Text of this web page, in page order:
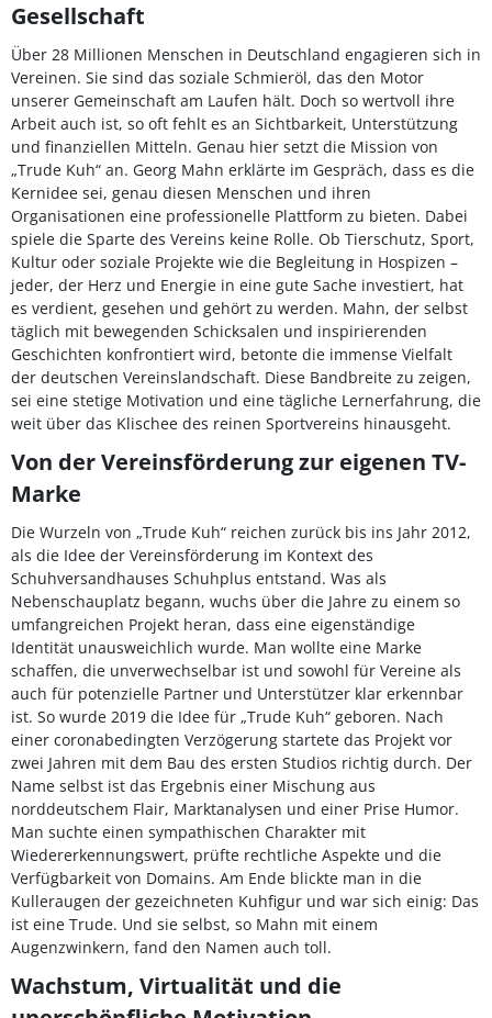
Gesellschaft
Über 28 Millionen Menschen in Deutschland engagieren sich in
Vereinen. Sie sind das soziale Schmieröl, das den Motor
unserer Gemeinschaft am Laufen hält. Doch so wertvoll ihre
Arbeit auch ist, so oft fehlt es an Sichtbarkeit, Unterstützung
und finanziellen Mitteln. Genau hier setzt die Mission von
„Trude Kuh“ an. Georg Mahn erklärte im Gespräch, dass es die
Kernidee sei, genau diesen Menschen und ihren
Organisationen eine professionelle Plattform zu bieten. Dabei
spiele die Sparte des Vereins keine Rolle. Ob Tierschutz, Sport,
Kultur oder soziale Projekte wie die Begleitung in Hospizen –
jeder, der Herz und Energie in eine gute Sache investiert, hat
es verdient, gesehen und gehört zu werden. Mahn, der selbst
täglich mit bewegenden Schicksalen und inspirierenden
Geschichten konfrontiert wird, betonte die immense Vielfalt
der deutschen Vereinslandschaft. Diese Bandbreite zu zeigen,
sei eine stetige Motivation und eine tägliche Lernerfahrung, die
weit über das Klischee des reinen Sportvereins hinausgeht.
Von der Vereinsförderung zur eigenen TV-
Marke
Die Wurzeln von „Trude Kuh“ reichen zurück bis ins Jahr 2012,
als die Idee der Vereinsförderung im Kontext des
Schuhversandhauses Schuhplus entstand. Was als
Nebenschauplatz begann, wuchs über die Jahre zu einem so
umfangreichen Projekt heran, dass eine eigenständige
Identität unausweichlich wurde. Man wollte eine Marke
schaffen, die unverwechselbar ist und sowohl für Vereine als
auch für potenzielle Partner und Unterstützer klar erkennbar
ist. So wurde 2019 die Idee für „Trude Kuh“ geboren. Nach
einer coronabedingten Verzögerung startete das Projekt vor
zwei Jahren mit dem Bau des ersten Studios richtig durch. Der
Name selbst ist das Ergebnis einer Mischung aus
norddeutschem Flair, Marktanalysen und einer Prise Humor.
Man suchte einen sympathischen Charakter mit
Wiedererkennungswert, prüfte rechtliche Aspekte und die
Verfügbarkeit von Domains. Am Ende blickte man in die
Kulleraugen der gezeichneten Kuhfigur und war sich einig: Das
ist eine Trude. Und sie selbst, so Mahn mit einem
Augenzwinkern, fand den Namen auch toll.
Wachstum, Virtualität und die